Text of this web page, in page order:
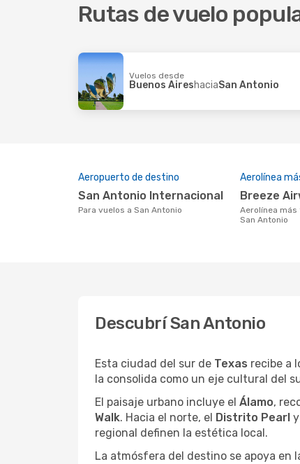
Rutas de vuelo
Vuelos desde
Buenos AireshaciaSan Antonio
Aeropuerto de destino
San Antonio Internacional
Para vuelos a San Antonio
Aerolínea
Breeze
Aerolínea más frecuentada con vuelos a
San Antonio
Descubrí San Antonio
Esta ciudad del sur de Texas recibe a
la consolida como un eje cultural del
El paisaje urbano incluye el Álamo,
Walk. Hacia el norte, el Distrito Pearl
regional definen la estética local.
La atmósfera del destino se apoya en